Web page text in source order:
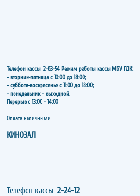
Телефон кассы 2-63-54 Режим работы кассы МБУ ГДК:
- вторник-пятница с 10:00 до 18:00;
- суббота-воскресенье с 11:00 до 18:00;
- понедельник – выходной.
Перерыв с 13:00 - 14:00
​​​​​​​Оплата наличными.
КИНОЗАЛ
Телефон кассы 2-24-12